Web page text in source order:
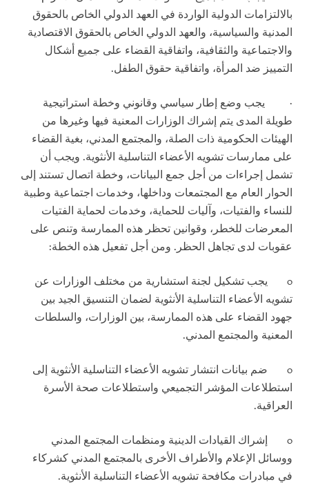
بالالتزامات الدولية الواردة في العهد الدولي الخاص بالحقوق
المدنية والسياسية، والعهد الدولي الخاص بالحقوق الاقتصادية
والاجتماعية والثقافية، واتفاقية القضاء على جميع أشكال
التمييز ضد المرأة، واتفاقية حقوق الطفل.
·
يجب وضع إطار سياسي وقانوني وخطة استراتيجية
طويلة المدى يتم إشراك الوزارات المعنية فيها وغيرها من
الهيئات الحكومية ذات الصلة، والمجتمع المدني، بغية القضاء
على ممارسات تشويه الأعضاء التناسلية الأنثوية. ويجب أن
تشمل إجراءات من أجل جمع البيانات، وخطة اتصال تستند إلى
الحوار العام مع المجتمعات وداخلها، وخدمات اجتماعية وطبية
للنساء والفتيات، وآليات للحماية، وخدمات لحماية الفتيات
المعرضات للخطر، وقوانين تحظر هذه الممارسة وتنص على
عقوبات لدى تجاهل الحظر. ومن أجل تفعيل هذه الخطة:
o
يجب تشكيل لجنة استشارية من مختلف الوزارات عن
تشويه الأعضاء التناسلية الأنثوية لضمان التنسيق الجيد بين
جهود القضاء على هذه الممارسة، بين الوزارات، والسلطات
المعنية والمجتمع المدني.
o
ضم بيانات انتشار تشويه الأعضاء التناسلية الأنثوية إلى
استطلاعات المؤشر التجميعي واستطلاعات صحة الأسرة
العراقية.
o
إشراك القيادات الدينية ومنظمات المجتمع المدني
ووسائل الإعلام والأطراف الأخرى بالمجتمع المدني كشركاء
في مبادرات مكافحة تشويه الأعضاء التناسلية الأنثوية.